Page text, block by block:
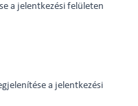
a jelentkezési felületen
a jelentkezési